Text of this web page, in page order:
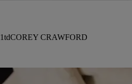
COREY CRAWFORD